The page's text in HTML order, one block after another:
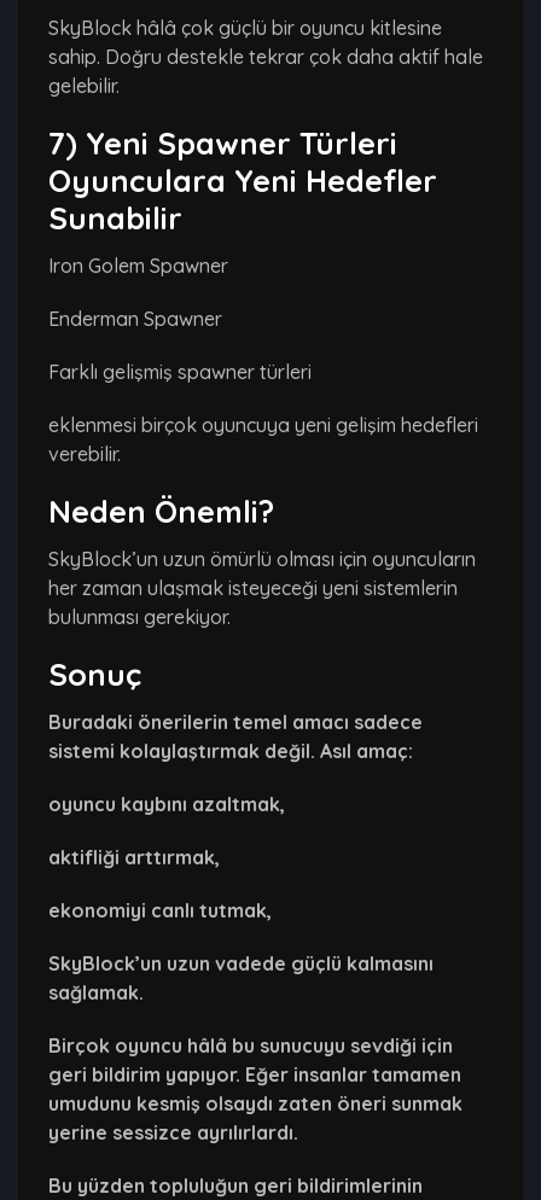
SkyBlock hâlâ çok güçlü bir oyuncu kitlesine
sahip. Doğru destekle tekrar çok daha aktif hale
gelebilir.
7) Yeni Spawner Türleri
Oyunculara Yeni Hedefler
Sunabilir
Iron Golem Spawner
Enderman Spawner
Farklı gelişmiş spawner türleri
eklenmesi birçok oyuncuya yeni gelişim hedefleri
verebilir.
Neden Önemli?
SkyBlock’un uzun ömürlü olması için oyuncuların
her zaman ulaşmak isteyeceği yeni sistemlerin
bulunması gerekiyor.
Sonuç
Buradaki önerilerin temel amacı sadece
sistemi kolaylaştırmak değil. Asıl amaç:
oyuncu kaybını azaltmak,
aktifliği arttırmak,
ekonomiyi canlı tutmak,
SkyBlock’un uzun vadede güçlü kalmasını
sağlamak.
Birçok oyuncu hâlâ bu sunucuyu sevdiği için
geri bildirim yapıyor. Eğer insanlar tamamen
umudunu kesmiş olsaydı zaten öneri sunmak
yerine sessizce ayrılırlardı.
Bu yüzden topluluğun geri bildirimlerinin